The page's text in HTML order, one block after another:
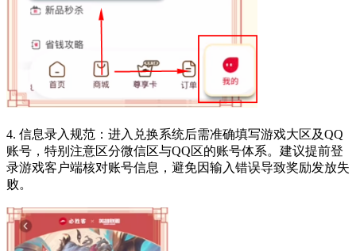
4. 信息录入规范：进入兑换系统后需准确填写游戏大区及QQ
账号，特别注意区分微信区与QQ区的账号体系。建议提前登
录游戏客户端核对账号信息，避免因输入错误导致奖励发放失
败。